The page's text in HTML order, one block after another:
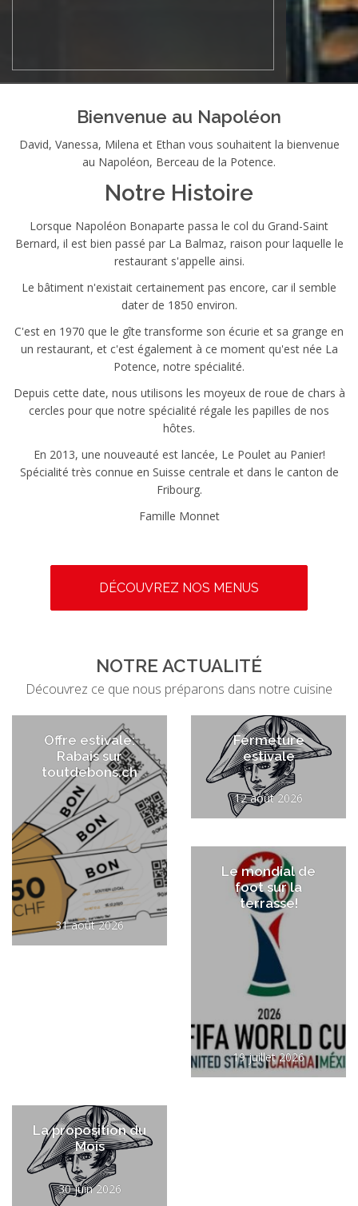
Bienvenue au Napoléon
David, Vanessa, Milena et Ethan vous souhaitent la bienvenue
au Napoléon, Berceau de la Potence.
Notre Histoire
Lorsque Napoléon Bonaparte passa le col du Grand-Saint
Bernard, il est bien passé par La Balmaz, raison pour laquelle le
restaurant s'appelle ainsi.
Le bâtiment n'existait certainement pas encore, car il semble
dater de 1850 environ.
C'est en 1970 que le gîte transforme son écurie et sa grange en
un restaurant, et c'est également à ce moment qu'est née La
Potence, notre spécialité.
Depuis cette date, nous utilisons les moyeux de roue de chars à
cercles pour que notre spécialité régale les papilles de nos
hôtes.
En 2013, une nouveauté est lancée, Le Poulet au Panier!
Spécialité très connue en Suisse centrale et dans le canton de
Fribourg.
Famille Monnet
DÉCOUVREZ NOS MENUS
NOTRE ACTUALITÉ
Découvrez ce que nous préparons dans notre cuisine
Offre estivale:
Rabais sur
toutdebons.ch
31 août 2026
Fermeture
estivale
12 août 2026
Le mondial de
foot sur la
terrasse!
19 juillet 2026
La proposition du
Mois
30 juin 2026